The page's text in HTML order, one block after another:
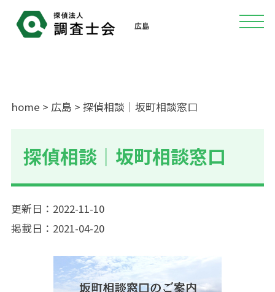
広島
home > 広島 > 探偵相談｜坂町相談窓口
探偵相談｜坂町相談窓口
更新日：2022-11-10
掲載日：2021-04-20